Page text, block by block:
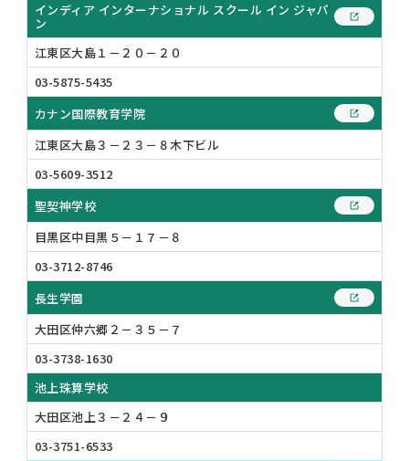
インディア インターナショナル スクール イン ジャパ
ン
江東区大島１－２０－２０
03-5875-5435
カナン国際教育学院
江東区大島３－２３－８木下ビル
03-5609-3512
聖契神学校
目黒区中目黒５－１７－８
03-3712-8746
長生学園
大田区仲六郷２－３５－７
03-3738-1630
池上珠算学校
大田区池上３－２４－９
03-3751-6533